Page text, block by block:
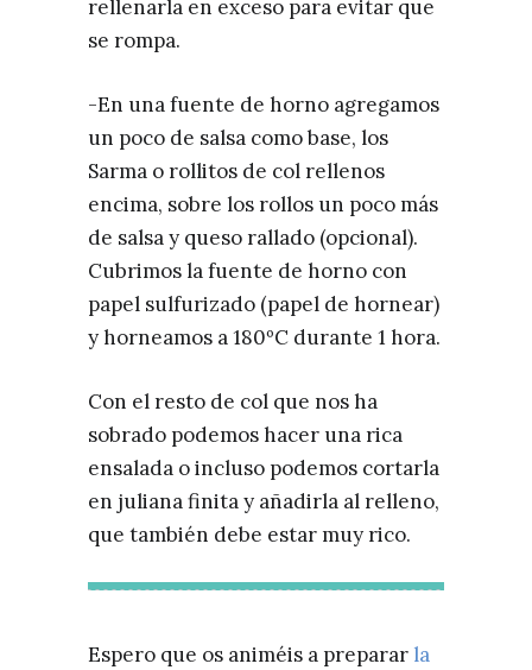
rellenarla en exceso para evitar que
se rompa.
-En una fuente de horno agregamos
un poco de salsa como base, los
Sarma o rollitos de col rellenos
encima, sobre los rollos un poco más
de salsa y queso rallado (opcional).
Cubrimos la fuente de horno con
papel sulfurizado (papel de hornear)
y horneamos a 180ºC durante 1 hora.
Con el resto de col que nos ha
sobrado podemos hacer una rica
ensalada o incluso podemos cortarla
en juliana finita y añadirla al relleno,
que también debe estar muy rico.
Espero que os animéis a preparar la